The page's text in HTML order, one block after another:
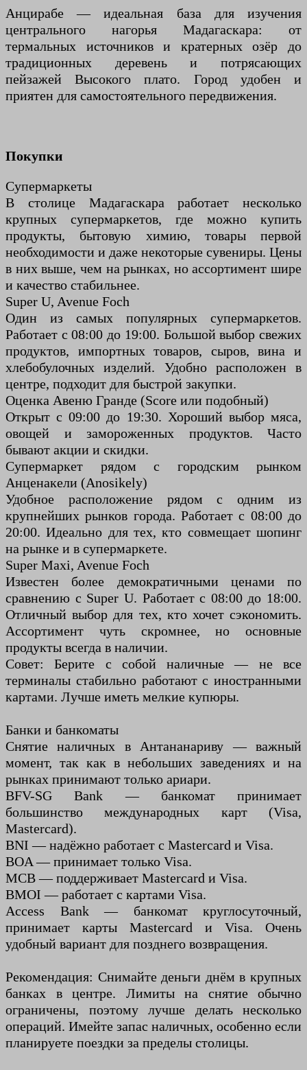
Анцирабе — идеальная база для изучения
центрального нагорья Мадагаскара: от
термальных источников и кратерных озёр до
традиционных деревень и потрясающих
пейзажей Высокого плато. Город удобен и
приятен для самостоятельного передвижения.
Покупки
Супермаркеты
В столице Мадагаскара работает несколько
крупных супермаркетов, где можно купить
продукты, бытовую химию, товары первой
необходимости и даже некоторые сувениры. Цены
в них выше, чем на рынках, но ассортимент шире
и качество стабильнее.
Super U, Avenue Foch
Один из самых популярных супермаркетов.
Работает с 08:00 до 19:00. Большой выбор свежих
продуктов, импортных товаров, сыров, вина и
хлебобулочных изделий. Удобно расположен в
центре, подходит для быстрой закупки.
Оценка Авеню Гранде (Score или подобный)
Открыт с 09:00 до 19:30. Хороший выбор мяса,
овощей и замороженных продуктов. Часто
бывают акции и скидки.
Супермаркет рядом с городским рынком
Анценакели (Anosikely)
Удобное расположение рядом с одним из
крупнейших рынков города. Работает с 08:00 до
20:00. Идеально для тех, кто совмещает шопинг
на рынке и в супермаркете.
Super Maxi, Avenue Foch
Известен более демократичными ценами по
сравнению с Super U. Работает с 08:00 до 18:00.
Отличный выбор для тех, кто хочет сэкономить.
Ассортимент чуть скромнее, но основные
продукты всегда в наличии.
Совет: Берите с собой наличные — не все
терминалы стабильно работают с иностранными
картами. Лучше иметь мелкие купюры.
Банки и банкоматы
Снятие наличных в Антананариву — важный
момент, так как в небольших заведениях и на
рынках принимают только ариари.
BFV-SG Bank — банкомат принимает
большинство международных карт (Visa,
Mastercard).
BNI — надёжно работает с Mastercard и Visa.
BOA — принимает только Visa.
MCB — поддерживает Mastercard и Visa.
BMOI — работает с картами Visa.
Access Bank — банкомат круглосуточный,
принимает карты Mastercard и Visa. Очень
удобный вариант для позднего возвращения.
Рекомендация: Снимайте деньги днём в крупных
банках в центре. Лимиты на снятие обычно
ограничены, поэтому лучше делать несколько
операций. Имейте запас наличных, особенно если
планируете поездки за пределы столицы.